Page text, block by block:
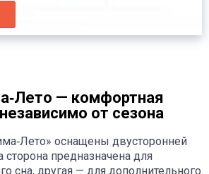
— комфортная
от сезона
оснащены двусторонней
сторона предназначена для
сна, другая — для дополнительного